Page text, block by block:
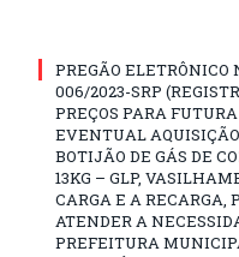
PREGÃO ELETRÔNICO
006/2023-SRP
PREÇOS PARA
EVENTUAL
BOTIJÃO DE GÁS DE
13KG – GLP,
CARGA E A RECARGA,
ATENDER A
PREFEITURA